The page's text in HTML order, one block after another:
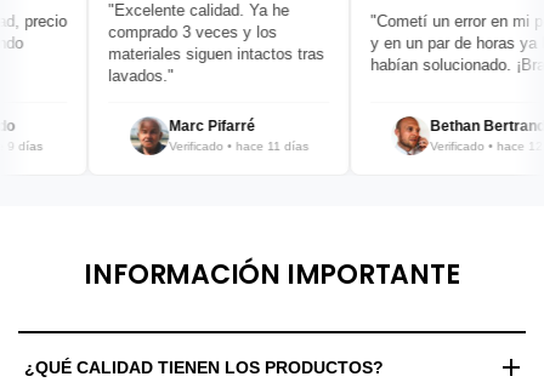
precio
"Excelente calidad. Ya he
comprado 3 veces y los
materiales siguen intactos tras
lavados."
Marc Pifarré
Verificado • hace 11 días
"Cometí un error en mi
y en un par de horas ya lo
habían solucionado.
Bethan Bertrand
Verificado • hace 12
INFORMACIÓN IMPORTANTE
¿QUÉ CALIDAD TIENEN LOS PRODUCTOS?